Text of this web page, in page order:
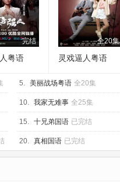
完结
粤语
全20集
灵戏逼人粤语
5. 美丽战场粤语 全20集
10. 我家无难事 全25集
15. 十兄弟国语 已完结
20. 真相国语 已完结